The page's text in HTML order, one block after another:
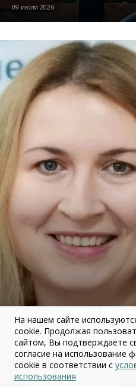
09 июля 2026
истории и
революция
На нашем сайте
cookie. Продолжая
сайтом, Вы подтверждаете
согласие на использование
cookie в соответствии с
использования